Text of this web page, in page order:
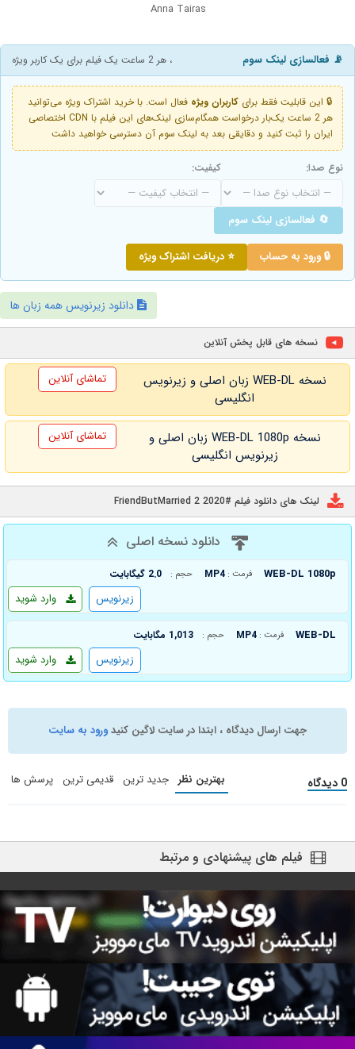
Anna Tairas
📡 فعالسازی لینک سوم ، هر 2 ساعت یک فیلم برای یک کاربر ویژه
🔒 این قابلیت فقط برای کاربران ویژه فعال است. با خرید اشتراک ویژه می‌توانید
هر 2 ساعت یک‌بار درخواست همگام‌سازی لینک‌های این فیلم با CDN اختصاصی
ایران را ثبت کنید و دقایقی بعد به لینک سوم آن دسترسی خواهید داشت
نوع صدا: کیفیت:
🔄 فعالسازی لینک سوم
🔒 ورود به حساب ⭐ دریافت اشتراک ویژه
دانلود زیرنویس همه زبان ها
نسخه های قابل پخش آنلاین
نسخه WEB-DL زبان اصلی و زیرنویس
انگلیسی
تماشای آنلاین
نسخه WEB-DL 1080p زبان اصلی و
زیرنویس انگلیسی
تماشای آنلاین
لینک های دانلود فیلم #FriendButMarried 2 2020
دانلود نسخه اصلی
WEB-DL 1080p فرمت : MP4 حجم : 2.0 گیگابایت
وارد شوید زیرنویس
WEB-DL فرمت : MP4 حجم : 1,013 مگابایت
وارد شوید زیرنویس
جهت ارسال دیدگاه ، ابتدا در سایت لاگین کنیدورود به سایت
0 دیدگاه بهترین نظر جدید ترین قدیمی ترین پرسش ها
فیلم های پیشنهادی و مرتبط